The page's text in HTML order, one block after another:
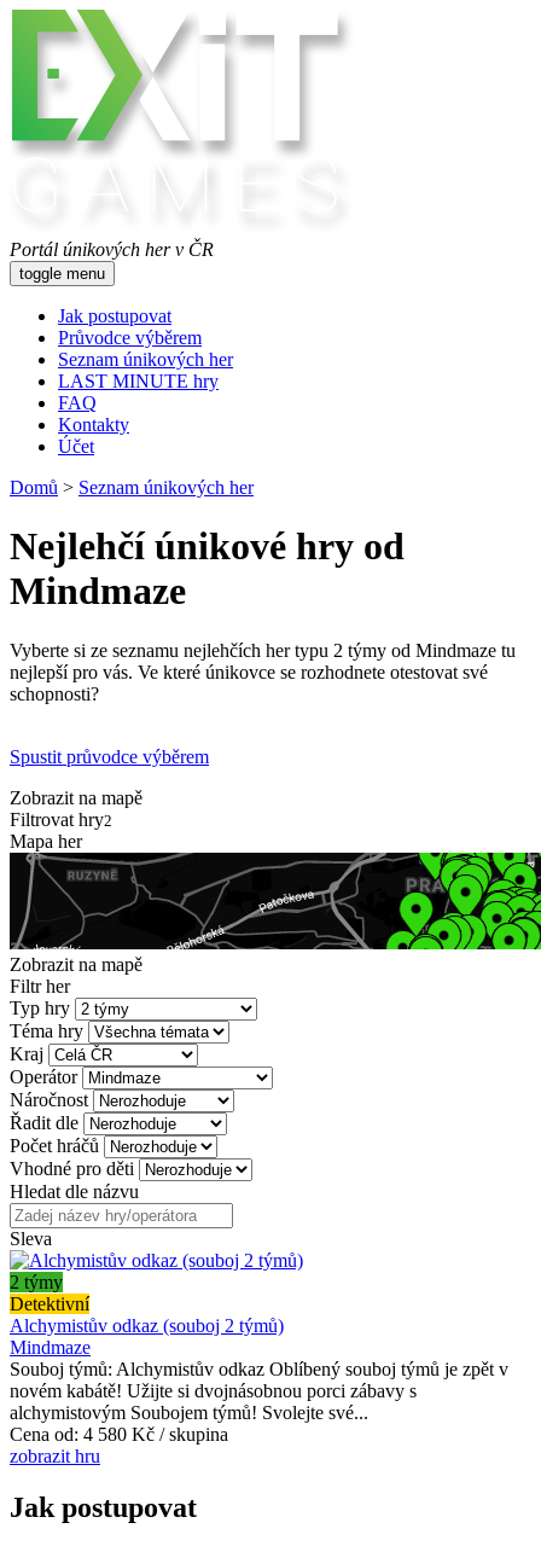
Portál únikových her v ČR
toggle menu
Jak postupovat
Průvodce výběrem
Seznam únikových her
LAST MINUTE hry
FAQ
Kontakty
Účet
Domů > Seznam únikových her
Nejlehčí únikové hry od
Mindmaze
Vyberte si ze seznamu nejlehčích her typu 2 týmy od Mindmaze tu
nejlepší pro vás. Ve které únikovce se rozhodnete otestovat své
schopnosti?
Spustit průvodce výběrem
Zobrazit na mapě
Filtrovat hry2
Mapa her
Zobrazit na mapě
Filtr her
Typ hry
Téma hry
Kraj
Operátor
Náročnost
Řadit dle
Počet hráčů
Vhodné pro děti
Hledat dle názvu
Sleva
2 týmy
Detektivní
Alchymistův odkaz (souboj 2 týmů)
Mindmaze
Souboj týmů: Alchymistův odkaz Oblíbený souboj týmů je zpět v
novém kabátě! Užijte si dvojnásobnou porci zábavy s
alchymistovým Soubojem týmů! Svolejte své...
Cena od: 4 580 Kč / skupina
zobrazit hru
Jak postupovat